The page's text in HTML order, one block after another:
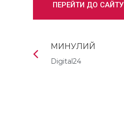
ПЕРЕЙТИ ДО САЙТУ
МИНУЛИЙ
Digital24